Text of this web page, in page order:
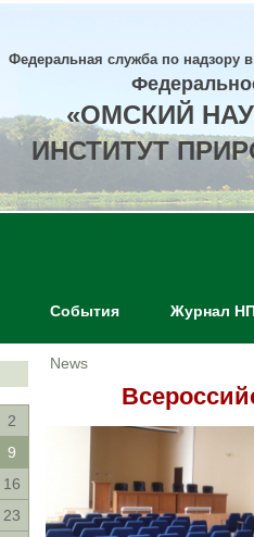
Федеральная служба по надзору
«ОМСКИЙ
ИНСТИТУТ
События Журнал
2
9
16
23
News